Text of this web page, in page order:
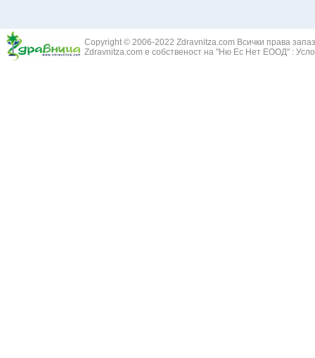
Copyright © 2006-2022 Zdravnitza.com Всички права
Zdravnitza.com е собственост на "Ню Ес Нет ЕООД" :